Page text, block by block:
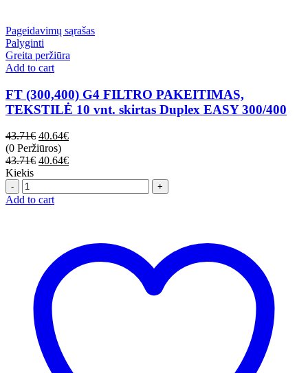
Pageidavimų sąrašas
Palyginti
Greita peržiūra
Add to cart
FT (300,400) G4 FILTRO PAKEITIMAS,
TEKSTILĖ 10 vnt. skirtas Duplex EASY 300/400
43.71€ 40.64€
(0 Peržiūros)
43.71€ 40.64€
Kiekis
Quantity
Add to cart